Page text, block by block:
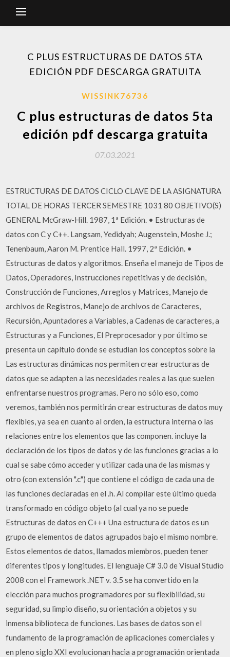
C PLUS ESTRUCTURAS DE DATOS 5TA
EDICIÓN PDF DESCARGA GRATUITA
WISSINK76736
C plus estructuras de datos 5ta
edición pdf descarga gratuita
07.03.2021
ESTRUCTURAS DE DATOS CICLO CLAVE DE LA ASIGNATURA
TOTAL DE HORAS TERCER SEMESTRE 1031 80 OBJETIVO(S)
GENERAL McGraw-Hill. 1987, 1ª Edición. • Estructuras de
datos con C y C++. Langsam, Yedidyah; Augenstein, Moshe J.;
Tenenbaum, Aaron M. Prentice Hall. 1997, 2ª Edición. •
Estructuras de datos y algoritmos. Enseña el manejo de Tipos de
Datos, Operadores, Instrucciones repetitivas y de decisión,
Construcción de Funciones, Arreglos y Matrices, Manejo de
archivos de Registros, Manejo de archivos de Caracteres,
Recursión, Apuntadores a Variables, a Cadenas de caracteres, a
Estructuras y a Funciones, El Preprocesador y por último se
presenta un capítulo donde se estudian los conceptos sobre la
Las estructuras dinámicas nos permiten crear estructuras de
datos que se adapten a las necesidades reales a las que suelen
enfrentarse nuestros programas. Pero no sólo eso, como
veremos, también nos permitirán crear estructuras de datos muy
flexibles, ya sea en cuanto al orden, la estructura interna o las
relaciones entre los elementos que las componen. incluye la
declaración de los tipos de datos y de las funciones gracias a lo
cual se sabe cómo acceder y utilizar cada una de las mismas y
otro (con extensión ".c") que contiene el código de cada una de
las funciones declaradas en el .h. Al compilar este último queda
transformado en código objeto (al cual ya no se puede
Estructuras de datos en C+++ Una estructura de datos es un
grupo de elementos de datos agrupados bajo el mismo nombre.
Estos elementos de datos, llamados miembros, pueden tener
diferentes tipos y longitudes. El lenguaje C# 3.0 de Visual Studio
2008 con el Framework .NET v. 3.5 se ha convertido en la
elección para muchos programadores por su flexibilidad, su
seguridad, su limpio diseño, su orientación a objetos y su
inmensa biblioteca de funciones. Las bases de datos son el
fundamento de la programación de aplicaciones comerciales y
en pleno siglo XXI evolucionan hacia a programación orientada